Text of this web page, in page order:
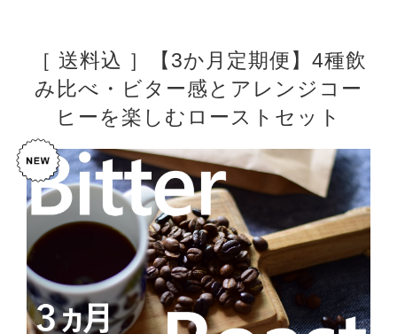
［ 送料込 ］【3か月定期便】4種飲
み比べ・ビター感とアレンジコー
ヒーを楽しむローストセット